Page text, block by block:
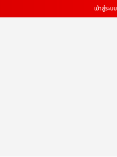
เข้าสู่ระบบ